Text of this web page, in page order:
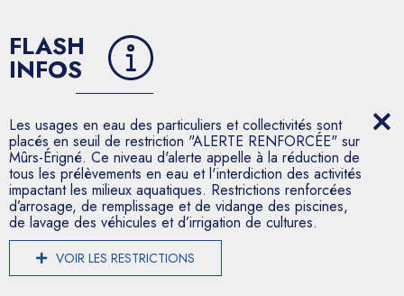
FLASH
INFOS
Les usages en eau des particuliers et collectivités sont
placés en seuil de restriction "ALERTE RENFORCÉE" sur
Mûrs-Érigné. Ce niveau d'alerte appelle à la réduction de
tous les prélèvements en eau et l'interdiction des activités
impactant les milieux aquatiques. Restrictions renforcées
d’arrosage, de remplissage et de vidange des piscines,
de lavage des véhicules et d’irrigation de cultures.
VOIR LES RESTRICTIONS